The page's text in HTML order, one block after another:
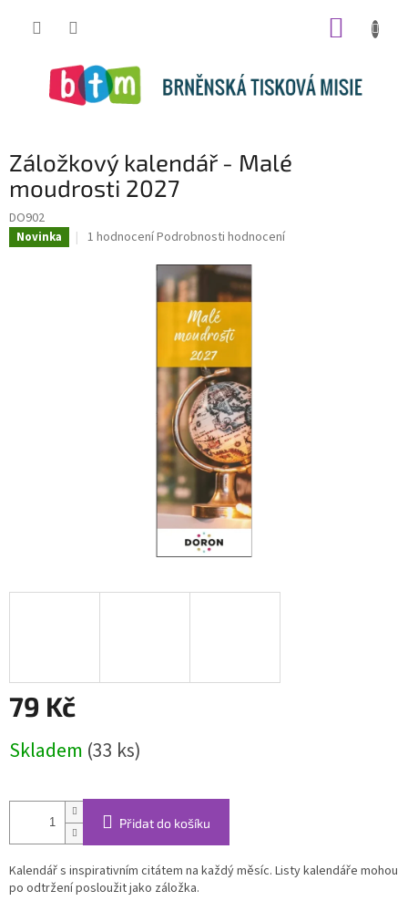
Záložkový kalendář - Malé
moudrosti 2027
DO902
Novinka
Průměrné
1 hodnoceníPodrobnosti hodnocení
79 Kč
cena:
Skladem (33 ks)
Přidat do košíku
Kalendář s inspirativním citátem na každý měsíc. Listy kalendáře mohou
po odtržení posloužit jako záložka.